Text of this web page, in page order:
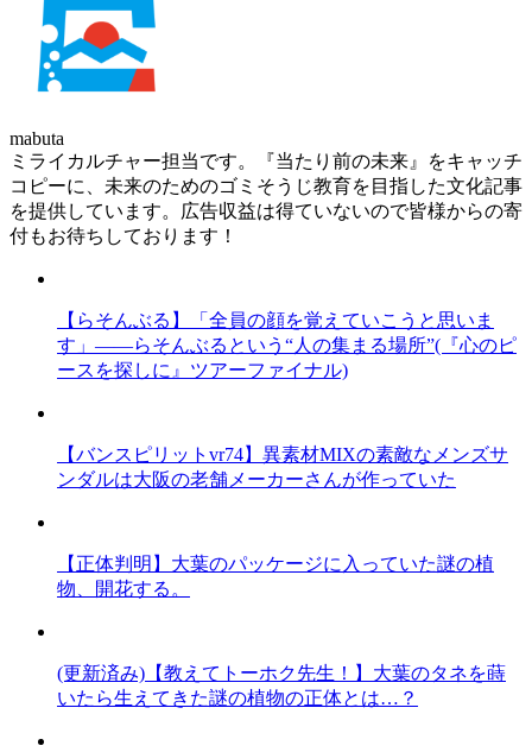
mabuta
ミライカルチャー担当です。『当たり前の未来』をキャッチ
コピーに、未来のためのゴミそうじ教育を目指した文化記事
を提供しています。広告収益は得ていないので皆様からの寄
付もお待ちしております！
【らそんぶる】「全員の顔を覚えていこうと思いま
す」――らそんぶるという“人の集まる場所”(『心のピ
ースを探しに』ツアーファイナル)
【バンスピリットvr74】異素材MIXの素敵なメンズサ
ンダルは大阪の老舗メーカーさんが作っていた
【正体判明】大葉のパッケージに入っていた謎の植
物、開花する。
(更新済み)【教えてトーホク先生！】大葉のタネを蒔
いたら生えてきた謎の植物の正体とは…？